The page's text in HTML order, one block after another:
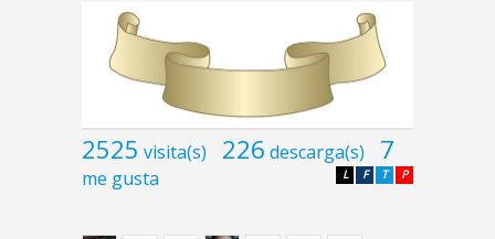
2525 visita(s) 226 descarga(s) 7
me gusta P
T
F
L